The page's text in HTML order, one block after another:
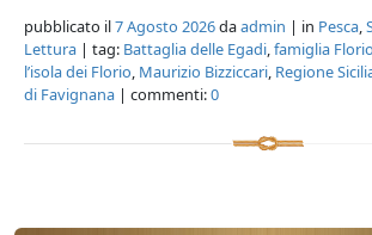
pubblicato il7 Agosto 2026daadmin | in Pesca,
Lettura | tag: Battaglia delle Egadi,famiglia Florio
l’isola dei Florio, Maurizio Bizziccari, Regione
di Favignana | commenti:0